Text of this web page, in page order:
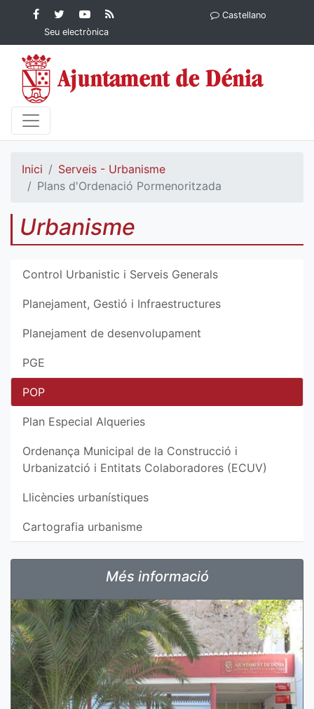
Contingut principalFacebook
Ajuntament de Dénia
Twitter
Ajuntament de
Dénia
YouTube
Ajuntament
de Dénia
Ajuntament
Seu electrònica
Castellano
Inici
Serveis - Urbanisme
Plans d'Ordenació Pormenoritzada
Urbanisme
Control Urbanistic i Serveis Generals
Planejament, Gestió i Infraestructures
Planejament de desenvolupament
PGE
POP
Plan Especial Alqueries
Ordenança Municipal de la Construcció i
Urbanizatció i Entitats Colaboradores (ECUV)
Llicències urbanístiques
Cartografia urbanisme
Més informació